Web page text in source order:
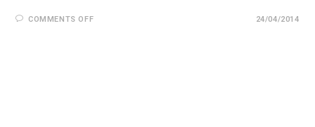
COMMENTS OFF 24/04/2014